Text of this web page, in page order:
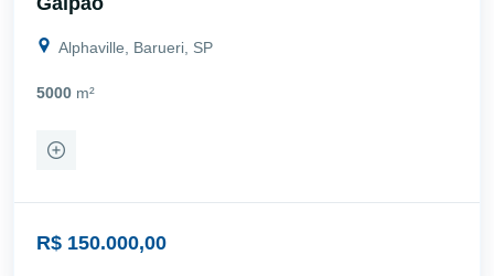
Alphaville, Barueri, SP
5000 m²
R$ 150.000,00